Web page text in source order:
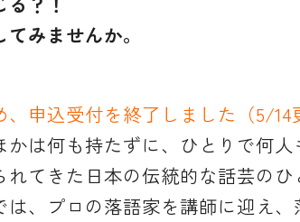
みませんか。
申込受付を終了しました（5/14
は何も持たずに、ひとりで何人
てきた日本の伝統的な話芸のひ
、プロの落語家を講師に迎え